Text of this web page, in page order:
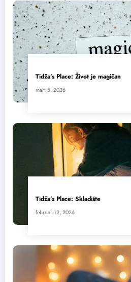
Tidža’s Place: Život je magičan
mart 5, 2026
Tidža’s Place: Skladište
februar 12, 2026